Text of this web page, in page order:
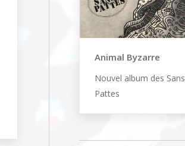
Animal Byzarre
Nouvel album des Sans
Pattes